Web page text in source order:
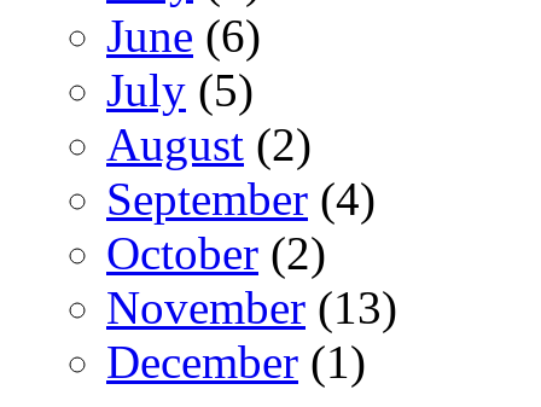
June (6)
July (5)
August (2)
September (4)
October (2)
November (13)
December (1)